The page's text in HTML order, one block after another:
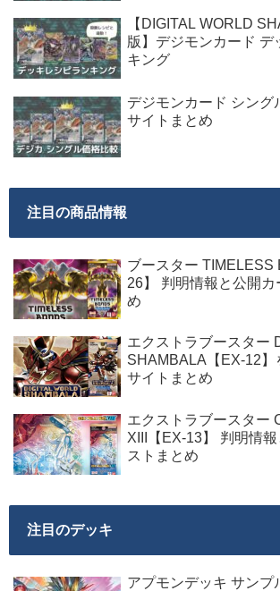
【DIGITAL WORLD
版】デジモンカード デ
キング
デジモンカード シング
サイトまとめ
注目の商品情報
ブースター TIMELESS
26】 判明情報と公開カ
め
エクストラブースター
SHAMBALA【EX-12】
サイトまとめ
エクストラブースター
XIII【EX-13】 判明情
ストまとめ
注目のデッキ
アプモンデッキ サンプ